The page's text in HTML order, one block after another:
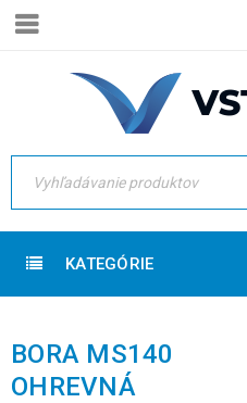
KATEGÓRIE
BORA MS140
OHREVNÁ